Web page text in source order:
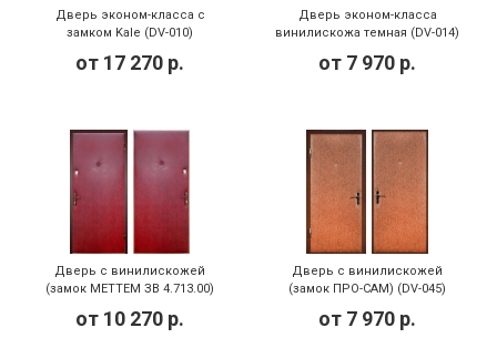
Дверь эконом-класса с
замком Kale (DV-010)
от 17 270 р.
Дверь эконом-класса
винилискожа темная (DV-014)
от 7 970 р.
Дверь с винилискожей
(замок МЕТТЕМ ЗВ 4.713.00)
от 10 270 р.
Дверь с винилискожей
(замок ПРО-САМ) (DV-045)
от 7 970 р.